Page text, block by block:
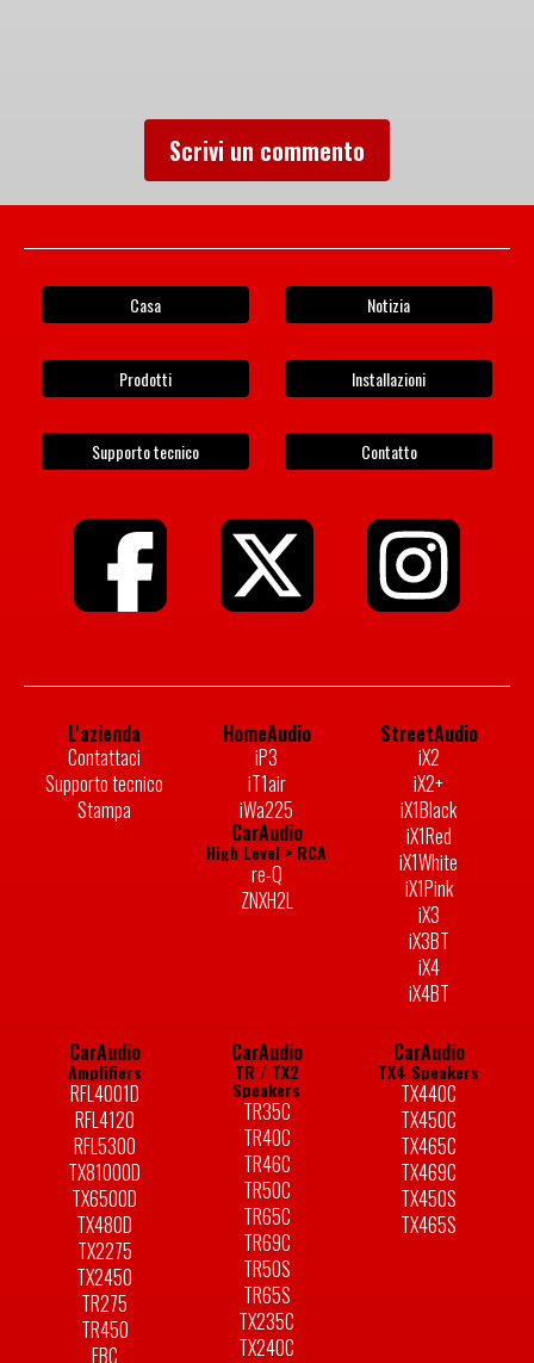
Scrivi un commento
Casa Notizia
Prodotti Installazioni
Supporto tecnico Contatto
L'azienda
Contattaci
Supporto tecnico
Stampa
HomeAudio
iP3
iT1air
iWa225
CarAudio
High Level > RCA
re-Q
ZNXH2L
StreetAudio
iX2
iX2+
iX1Black
iX1Red
iX1White
iX1Pink
iX3
iX3BT
iX4
iX4BT
CarAudio
Amplifiers
RFL4001D
RFL4120
RFL5300
TX81000D
TX6500D
TX480D
TX2275
TX2450
TR275
TR450
EBC
CarAudio
TR / TX2
Speakers
TR35C
TR40C
TR46C
TR50C
TR65C
TR69C
TR50S
TR65S
TX235C
TX240C
CarAudio
TX4 Speakers
TX440C
TX450C
TX465C
TX469C
TX450S
TX465S